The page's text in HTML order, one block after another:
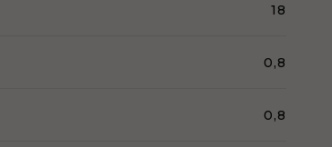
18
0,8
0,8